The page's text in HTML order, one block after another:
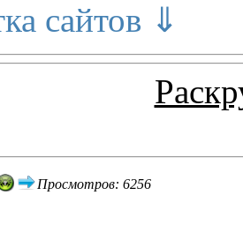
сайтов ⇓
Просмотров: 6256